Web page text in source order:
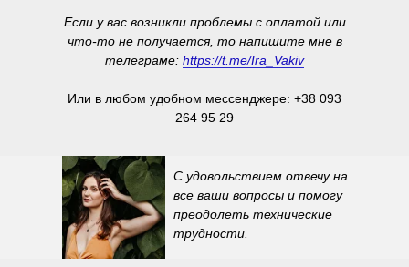
Если у вас возникли проблемы с оплатой или
что-то не получается, то напишите мне в
телеграме: https://t.me/Ira_Vakiv
Или в любом удобном мессенджере: +38 093
264 95 29
С удовольствием отвечу на
все ваши вопросы и помогу
преодолеть технические
трудности.